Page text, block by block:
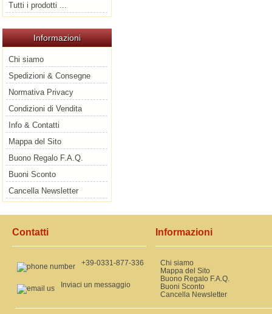
Tutti i prodotti ...
Informazioni
Chi siamo
Spedizioni & Consegne
Normativa Privacy
Condizioni di Vendita
Info & Contatti
Mappa del Sito
Buono Regalo F.A.Q.
Buoni Sconto
Cancella Newsletter
Contatti
+39-0331-877-336
Inviaci un messaggio
Informazioni
Chi siamo
Mappa del Sito
Buono Regalo F.A.Q.
Buoni Sconto
Cancella Newsletter